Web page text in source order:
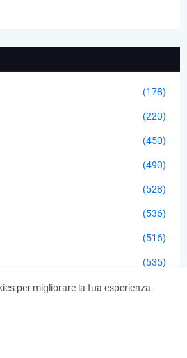
(178)
(220)
(450)
(490)
(528)
(536)
(516)
(535)
(568)
per migliorare la tua esperienza.